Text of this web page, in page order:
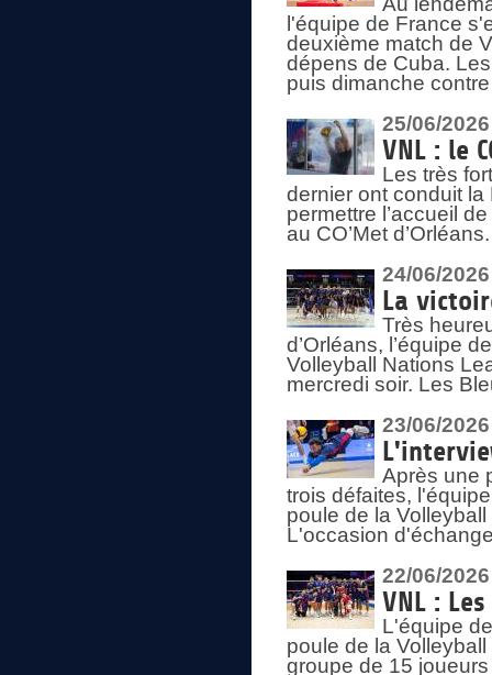
l'équipe de France
deuxième match de
dépens de Cuba.
puis dimanche
25/06/2026
VNL : le
Les très
dernier ont conduit
permettre l’accueil
au CO’Met d’Orléans.
24/06/2026
La
Très
d’Orléans, l’équipe
Volleyball Nations
mercredi soir. Les
23/06/2026
Après une
trois défaites,
poule de la
L'occasion
22/06/2026
VNL :
L'équipe
poule de la
groupe de 15